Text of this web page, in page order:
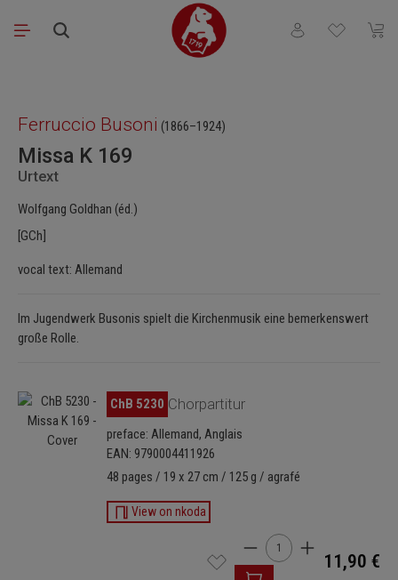
Passer au contenu principal
Vous avez 0Le
Ferruccio Busoni (1866–1924)
Missa K 169
Urtext
Wolfgang Goldhan (éd.)
[GCh]
vocal text: Allemand
Im Jugendwerk Busonis spielt die Kirchenmusik eine bemerkenswert
große Rolle.
Ignorer la galerie d'images
ChB 5230 Chorpartitur
preface: Allemand, Anglais
EAN: 9790004411926
48 pages / 19 x 27 cm / 125 g / agrafé
View on nkoda
Quantité de produit :
11,90 €